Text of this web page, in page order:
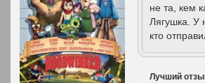
не та, кем
Лягушка. У
кто
Лучший